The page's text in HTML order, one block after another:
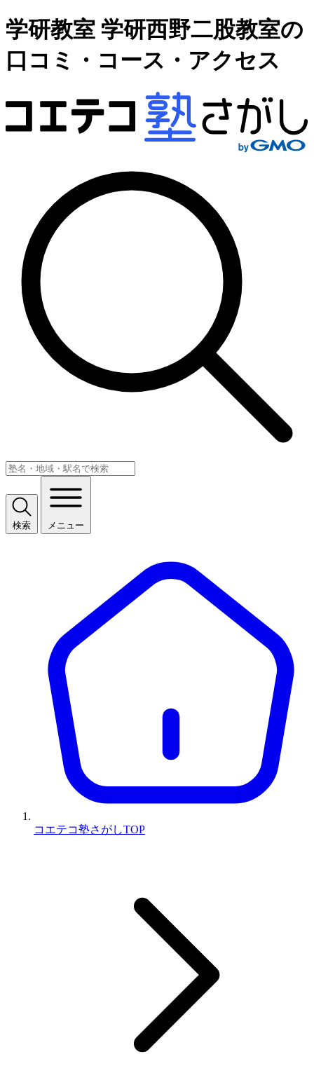
学研教室 学研西野二股教室の
口コミ・コース・アクセス
検索 メニュー
コエテコ塾さがしTOP